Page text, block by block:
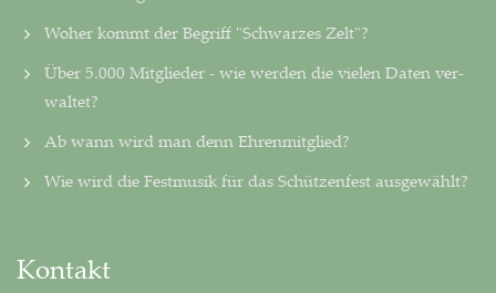
Woher kommt der Begriff "Schwarzes Zelt"?
Über 5.000 Mitglieder - wie werden die vielen Daten ver­
wal­tet?
Ab wann wird man denn Ehrenmitglied?
Wie wird die Festmusik für das Schützenfest ausgewählt?
Kontakt